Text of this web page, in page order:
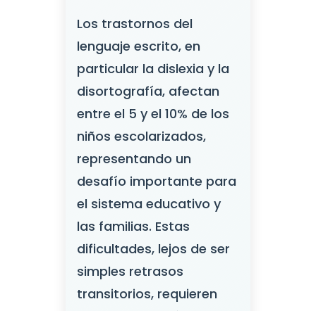
Los trastornos del
lenguaje escrito, en
particular la dislexia y la
disortografía, afectan
entre el 5 y el 10% de los
niños escolarizados,
representando un
desafío importante para
el sistema educativo y
las familias. Estas
dificultades, lejos de ser
simples retrasos
transitorios, requieren